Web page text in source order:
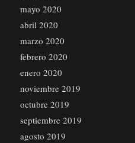
mayo 2020
abril 2020
marzo 2020
febrero 2020
enero 2020
noviembre 2019
octubre 2019
septiembre 2019
agosto 2019